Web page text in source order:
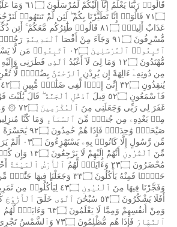
قَالُوا۟ رَبُّنَا يَعْلَمُ إِنَّآ إِلَيْكُمْ لَمُرْسَلُونَ ٦١۝ وَمَا
٧١۝ قَالُوٓا۟ إِنَّا تَطَيَّرْنَا بِكُمْ لَئِن لَّمْ تَنتَهُوا۟
عَذَابٌ
أَلِيمٌۭ ٨١۝ قَالُوا۟ طَٰٓئِرُكُم مَّعَكُمْ أَئِن
مُّسْرِفُونَ ٩١۝ وَجَآءَ مِنْ أَقْصَا ٱلْمَدِينَةِ رَجُلٌۭ
ٱتَّبِعُوا۟ ٱلْمُرْسَلِينَ ٠٢۝ ٱتَّبِعُوا۟ مَن لَّا
مُّهْتَدُونَ ١٢۝ وَمَا لِىَ لَآ أَعْبُدُ ٱلَّذِى فَطَرَنِى وَإِلَيْهِ
مِن دُونِهِۦٓ ءَالِهَةً إِن يُرِدْنِ ٱلرَّحْمَٰنُ بِضُرٍّۢ لَّا
يُنقِذُونِ ٣٢۝ إِنِّىٓ إِذًۭا لَّفِى ضَلَٰلٍۢ مُّبِينٍ ٤٢۝
فَٱسْمَعُونِ ٥٢۝ قِيلَ ٱدْخُلِ ٱلْجَنَّةَ قَالَ يَٰلَيْتَ
غَفَرَ لِى رَبِّى وَجَعَلَنِى مِنَ ٱلْمُكْرَمِينَ ٧٢۝ ۞
مِنۢ بَعْدِهِۦ مِن جُندٍۢ مِّنَ ٱلسَّمَآءِ وَمَا كُنَّا
صَيْحَةًۭ وَٰحِدَةًۭ فَإِذَا هُمْ خَٰمِدُونَ ٩٢۝ يَٰحَسْرَةً
مِّن رَّسُولٍ إِلَّا كَانُوا۟ بِهِۦ يَسْتَهْزِءُونَ ٠٣۝ أَلَمْ
مِّنَ ٱلْقُرُونِ أَنَّهُمْ إِلَيْهِمْ لَا يَرْجِعُونَ ١٣۝ وَإِن
مُحْضَرُونَ ٢٣۝ وَءَايَةٌۭ لَّهُمُ ٱلْأَرْضُ ٱلْمَيْتَةُ
حَبًّۭا فَمِنْهُ يَأْكُلُونَ ٣٣۝ وَجَعَلْنَا فِيهَا جَنَّٰتٍۢ
وَفَجَّرْنَا فِيهَا مِنَ ٱلْعُيُونِ ٤٣۝ لِيَأْكُلُوا۟ مِن
أَفَلَا يَشْكُرُونَ ٥٣۝ سُبْحَٰنَ ٱلَّذِى خَلَقَ ٱلْأَزْوَٰجَ
وَمِنْ
أَنفُسِهِمْ وَمِمَّا لَا يَعْلَمُونَ ٦٣۝ وَءَايَةٌۭ لَّهُمُ
ٱلنَّهَارَ فَإِذَا هُم مُّظْلِمُونَ ٧٣۝ وَٱلشَّمْسُ